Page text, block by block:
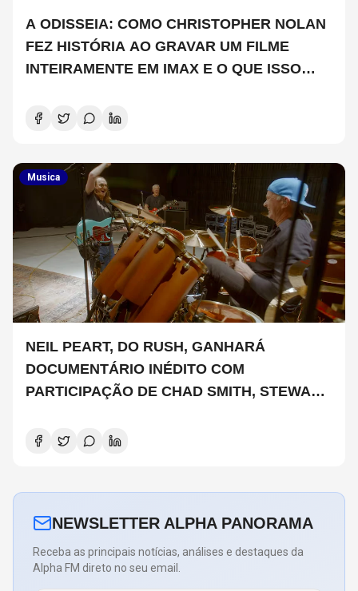
A ODISSEIA: COMO CHRISTOPHER NOLAN
FEZ HISTÓRIA AO GRAVAR UM FILME
INTEIRAMENTE EM IMAX E O QUE ISSO
Musica
NEIL PEART, DO RUSH, GANHARÁ
DOCUMENTÁRIO INÉDITO COM
PARTICIPAÇÃO DE CHAD SMITH, STEWART
NEWSLETTER ALPHA PANORAMA
Receba as principais notícias, análises e destaques da
Alpha FM direto no seu email.